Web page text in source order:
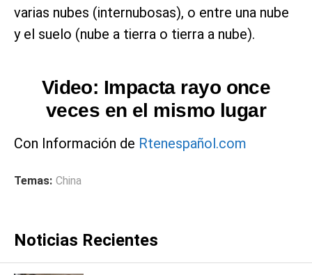
varias nubes (internubosas), o entre una nube
y el suelo (nube a tierra o tierra a nube).
Video: Impacta rayo once
veces en el mismo lugar
Con Información de Rtenespañol.com
Temas: China
Noticias Recientes